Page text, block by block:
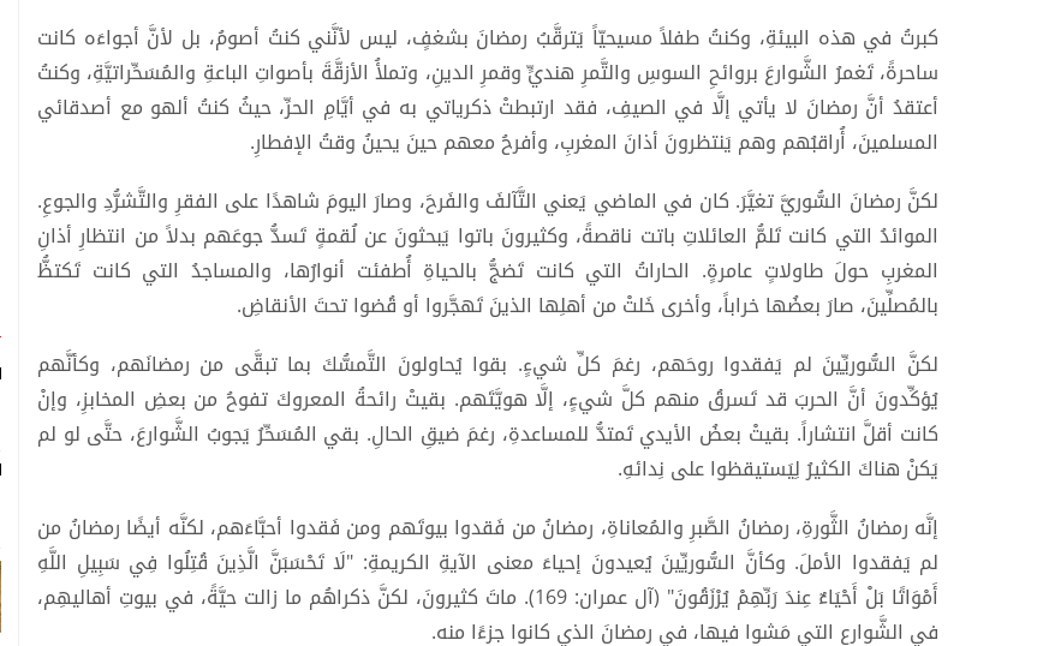
كبرتُ في هذه البيئةِ، وكنتُ طفلاً مسيحيّاً يَترقَّبُ رمضانَ بشغفٍ، ليس لأنَّني كنتُ أصومُ، بل لأنَّ أجواءَه كانت
ساحرةً، تَغمرُ الشَّوارعَ بروائحِ السوسِ والتَّمرِ هنديٍّ وقمرِ الدينِ، وتملأُ الأزقَّةَ بأصواتِ الباعةِ والمُسَحِّراتيَّةِ، وكنتُ
أعتقدُ أنَّ رمضانَ لا يأتي إلَّا في الصيفِ، فقد ارتبطتْ ذكرياتي به في أيَّامِ الحرِّ، حيثُ كنتُ ألهو مع أصدقائي
المسلمينَ، أُراقبُهم وهم يَنتظرونَ أذانَ المغربِ، وأفرحُ معهم حينَ يحينُ وقتُ الإفطارِ.
لكنَّ رمضانَ السُّوريَّ تغيَّرَ. كان في الماضي يَعني التَّآلفَ والفَرحَ، وصارَ اليومَ شاهدًا على الفقرِ والتَّشرُّدِ والجوعِ.
الموائدُ التي كانت تَلمُّ العائلاتِ باتت ناقصةً، وكثيرونَ باتوا يَبحثونَ عن لُقمةٍ تَسدُّ جوعَهم بدلاً من انتظارِ أذانِ
المغربِ حولَ طاولاتٍ عامرةٍ. الحاراتُ التي كانت تَضجُّ بالحياةِ أُطفئت أنوارُها، والمساجدُ التي كانت تَكتظُّ
بالمُصلِّينَ، صارَ بعضُها خراباً، وأخرى خَلتْ من أهلِها الذينَ تَهجَّروا أو قُضوا تحتَ الأنقاضِ.
لكنَّ السُّوريِّينَ لم يَفقدوا روحَهم، رغمَ كلِّ شيءٍ. بقوا يُحاولونَ التَّمسُّكَ بما تبقَّى من رمضانَهم، وكأنَّهم
يُؤكِّدونَ أنَّ الحربَ قد تَسرقُ منهم كلَّ شيءٍ، إلَّا هويَّتَهم. بقيتْ رائحةُ المعروكَ تفوحُ من بعضِ المخابزِ، وإنْ
كانت أقلَّ انتشاراً. بقيتْ بعضُ الأيدي تَمتدُّ للمساعدةِ، رغمَ ضيقِ الحالِ. بقي المُسَحِّرُ يَجوبُ الشَّوارعَ، حتَّى لو لم
يَكنْ هناكَ الكثيرُ لِيَستيقظوا على نِدائهِ.
إنَّه رمضانُ الثَّورةِ، رمضانُ الصَّبرِ والمُعاناةِ، رمضانُ من فَقدوا بيوتَهم ومن فَقدوا أحبَّاءَهم، لكنَّه أيضًا رمضانُ من
لم يَفقدوا الأملَ. وكأنَّ السُّوريِّينَ يُعيدونَ إحياءَ معنى الآيةِ الكريمةِ: "لَا تَحْسَبَنَّ الَّذِينَ قُتِلُوا فِي سَبِيلِ اللَّهِ
أَمْوَاتًا بَلْ أَحْيَاءٌ عِندَ رَبِّهِمْ يُرْزَقُونَ" (آل عمران: 169). ماتَ كثيرونَ، لكنَّ ذكراهُم ما زالت حيَّةً، في بيوتِ أهاليهِم،
في الشَّوارعِ التي مَشوا فيها، في رمضانَ الذي كانوا جزءًا منه.